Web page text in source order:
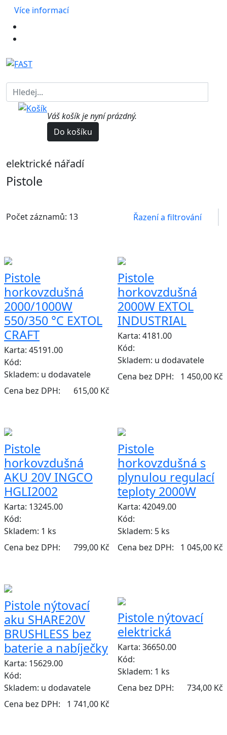
Více informací
Váš košík je nyní prázdný.
Do košíku
elektrické nářadí
Pistole
Počet záznamů: 13 Řazení a filtrování
Pistole
horkovzdušná
2000/1000W
550/350 °C EXTOL
CRAFT
Karta: 45191.00
Kód:
Skladem: u dodavatele
Cena bez DPH:
615,00 Kč
Pistole
horkovzdušná
2000W EXTOL
INDUSTRIAL
Karta: 4181.00
Kód:
Skladem: u dodavatele
Cena bez DPH:
1 450,00 Kč
Pistole
horkovzdušná
AKU 20V INGCO
HGLI2002
Karta: 13245.00
Kód:
Skladem: 1 ks
Cena bez DPH:
799,00 Kč
Pistole
horkovzdušná s
plynulou regulací
teploty 2000W
Karta: 42049.00
Kód:
Skladem: 5 ks
Cena bez DPH:
1 045,00 Kč
Pistole nýtovací
aku SHARE20V
BRUSHLESS bez
baterie a nabíječky
Karta: 15629.00
Kód:
Skladem: u dodavatele
Cena bez DPH:
1 741,00 Kč
Pistole nýtovací
elektrická
Karta: 36650.00
Kód:
Skladem: 1 ks
Cena bez DPH:
734,00 Kč